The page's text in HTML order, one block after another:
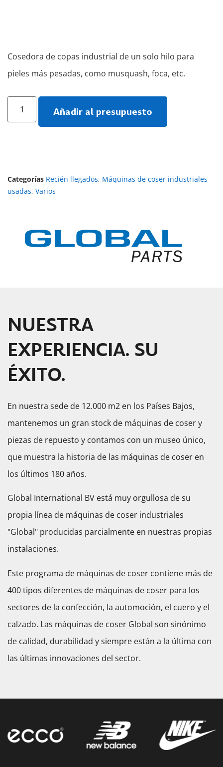
Cosedora de copas industrial de un solo hilo para
pieles más pesadas, como musquash, foca, etc.
Añadir al presupuesto
Categorías Recién llegados, Máquinas de coser industriales
usadas, Varios
NUESTRA
EXPERIENCIA. SU
ÉXITO.
En nuestra sede de 12.000 m2 en los Países Bajos,
mantenemos un gran stock de máquinas de coser y
piezas de repuesto y contamos con un museo único,
que muestra la historia de las máquinas de coser en
los últimos 180 años.
Global International BV está muy orgullosa de su
propia línea de máquinas de coser industriales
"Global" producidas parcialmente en nuestras propias
instalaciones.
Este programa de máquinas de coser contiene más de
400 tipos diferentes de máquinas de coser para los
sectores de la confección, la automoción, el cuero y el
calzado. Las máquinas de coser Global son sinónimo
de calidad, durabilidad y siempre están a la última con
las últimas innovaciones del sector.